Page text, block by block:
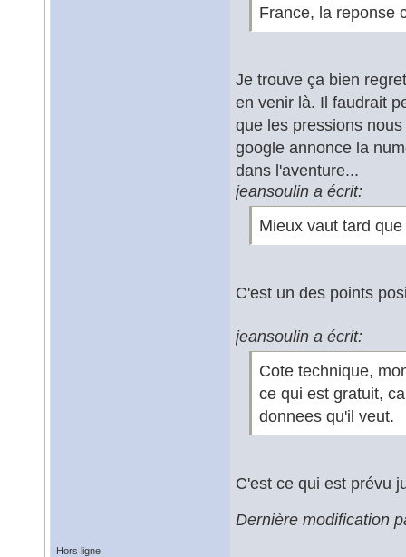
France, la reponse
Je trouve ça bien
en venir là. Il faudrait
que les pressions
google annonce la
dans l'aventure...
jeansoulin a écrit:
Mieux vaut tard
C'est un des points
jeansoulin a écrit:
Cote technique,
ce qui est gratuit,
donnees qu'il veut.
C'est ce qui est prévu
Dernière modification
Hors ligne